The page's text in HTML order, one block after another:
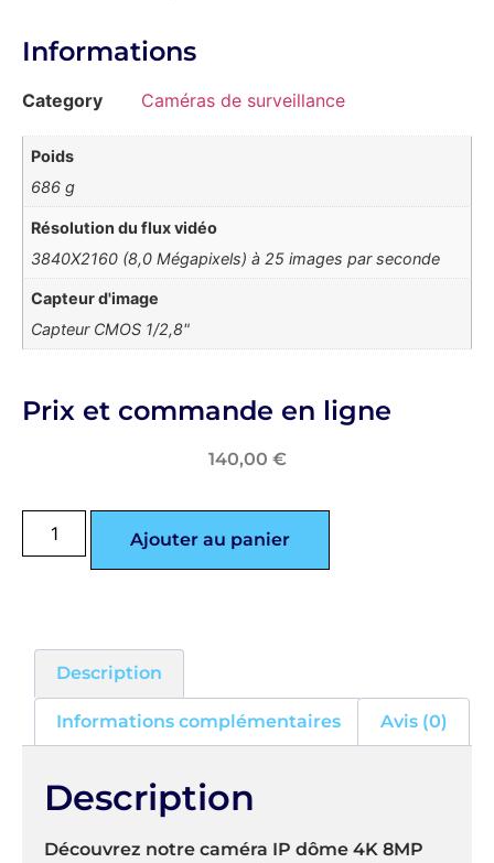
Informations
Category Caméras de surveillance
Poids
686 g
Résolution du flux vidéo
3840X2160 (8,0 Mégapixels) à 25 images par seconde
Capteur d'image
Capteur CMOS 1/2,8"
Prix et commande en ligne
140,00 €
Ajouter au panier
Description
Informations complémentaires Avis (0)
Description
Découvrez notre caméra IP dôme 4K 8MP